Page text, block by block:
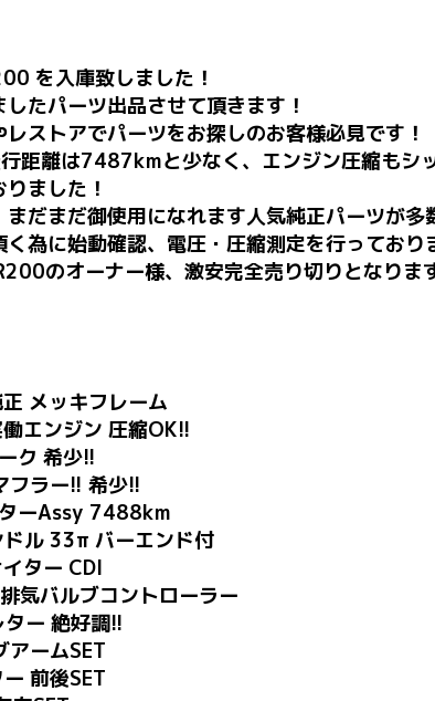
を入庫致しました！
たパーツ出品させて頂きます！
ストアでパーツをお探しのお客様必見です！
距離は7487kmと少なく、エンジン圧縮もシ
ました！
だまだ御使用になれます人気純正パーツが多
為に始動確認、電圧・圧縮測定を行っており
のオーナー様、激安完全売り切りとなりま
メッキフレーム
エンジン 圧縮OK!!
ク 希少!!
フラー!! 希少!!
ーAssy 7488km
ル 33π バーエンド付
ター CDI
気バルブコントローラー
ー 絶好調!!
ームSET
前後SET